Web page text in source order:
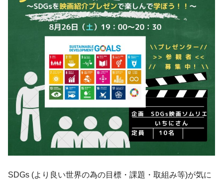
SDGs (より良い世界の為の目標・課題・取組み等)が気に